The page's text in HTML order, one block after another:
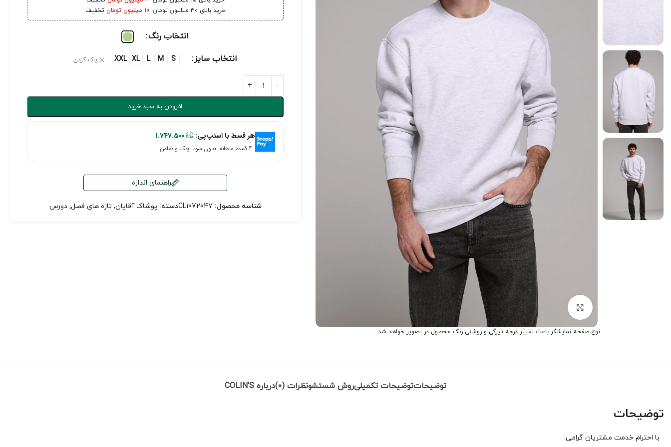
برای بزرگنمایی کلیک کنید
نوع صفحه نمایشگر باعث تغییر درجه تیرگی و روشنی رنگ محصول در تصویر خواهد شد.
خرید بالای 30 میلیون تومان:
10 میلیون تومان تخفیف
انتخاب رنگ
انتخاب سایز S
M
L
XL
XXL پاک کردن
افزودن به سبد خرید
هر قسط با اسنپ‌پی: 1.747.500
۴ قسط ماهانه. بدون سود، چک و ضامن.
راهنمای اندازه
شناسه محصول: CL1072047دسته: پوشاک آقایان, تازه های فصل, دورس
توضیحاتتوضیحات تکمیلیروش شستشونظرات (0) درباره COLIN'S
توضیحات
با احترام خدمت مشتریان گرامی: